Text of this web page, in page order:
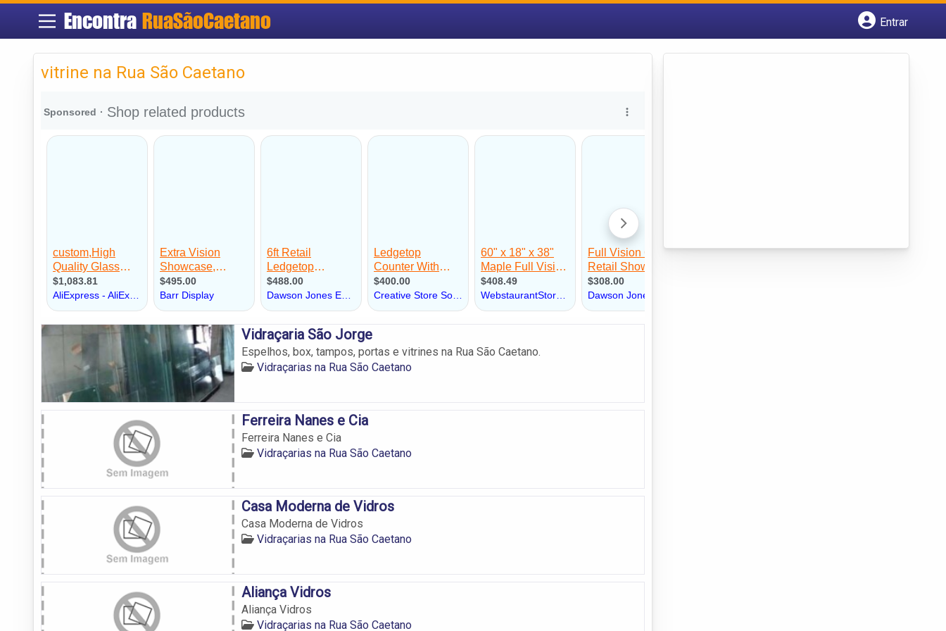
Encontra RuaSãoCaetano
Entrar
vitrine na Rua São Caetano
Vidraçaria São Jorge
Espelhos, box, tampos, portas e vitrines na Rua São Caetano.
Vidraçarias na Rua São Caetano
Ferreira Nanes e Cia
Ferreira Nanes e Cia
Vidraçarias na Rua São Caetano
Casa Moderna de Vidros
Casa Moderna de Vidros
Vidraçarias na Rua São Caetano
Aliança Vidros
Aliança Vidros
Vidraçarias na Rua São Caetano